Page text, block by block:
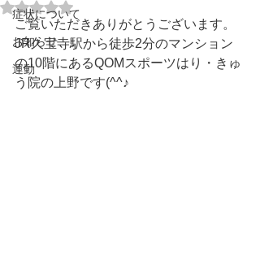
症状について
お知らせ
運動
5つ星のうちNaNと評価されています。
ご覧いただきありがとうございます。
JR久宝寺駅から徒歩2分のマンション
の10階にあるQOMスポーツはり・きゅ
う院の上野です(^^♪